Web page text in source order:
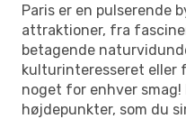
Paris er en pulserende
attraktioner, fra
betagende
kulturinteresseret eller
noget for enhver
højdepunkter, som du